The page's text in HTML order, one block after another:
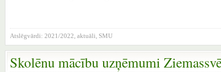
Atslēgvārdi: 2021/2022 aktuāli SMU
Skolēnu mācību uzņēmumi